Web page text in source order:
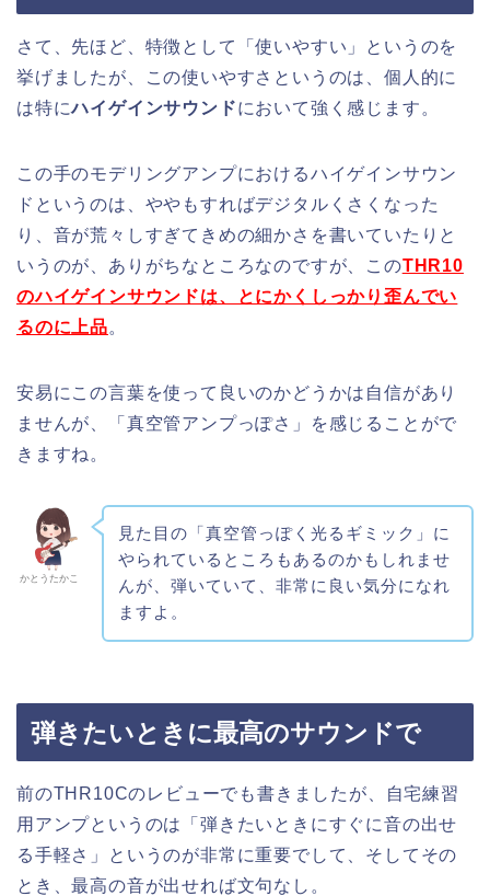
さて、先ほど、特徴として「使いやすい」というのを
挙げましたが、この使いやすさというのは、個人的に
は特にハイゲインサウンドにおいて強く感じます。
この手のモデリングアンプにおけるハイゲインサウン
ドというのは、ややもすればデジタルくさくなった
り、音が荒々しすぎてきめの細かさを書いていたりと
いうのが、ありがちなところなのですが、このTHR10
のハイゲインサウンドは、とにかくしっかり歪んでい
るのに上品。
安易にこの言葉を使って良いのかどうかは自信があり
ませんが、「真空管アンプっぽさ」を感じることがで
きますね。
かとうたかこ
見た目の「真空管っぽく光るギミック」に
やられているところもあるのかもしれませ
んが、弾いていて、非常に良い気分になれ
ますよ。
弾きたいときに最高のサウンドで
前のTHR10Cのレビューでも書きましたが、自宅練習
用アンプというのは「弾きたいときにすぐに音の出せ
る手軽さ」というのが非常に重要でして、そしてその
とき、最高の音が出せれば文句なし。